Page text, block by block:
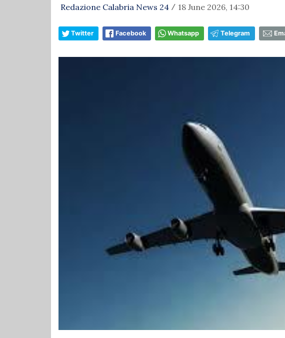
Redazione Calabria News 24 / 18 June 2026, 14:30
Twitter Facebook Whatsapp Telegram